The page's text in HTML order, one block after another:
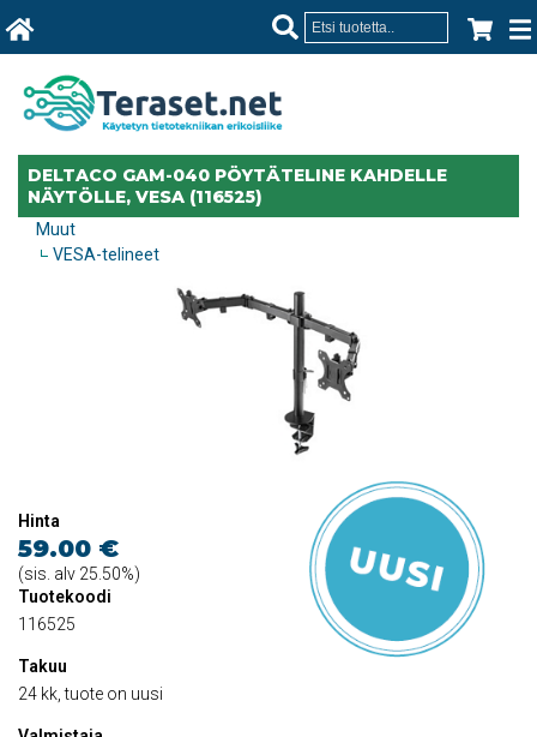
DELTACO GAM-040 PÖYTÄTELINE KAHDELLE
NÄYTÖLLE, VESA (116525)
Muut
VESA-telineet
Hinta
59.00 €
(sis. alv 25.50%)
Tuotekoodi
116525
Takuu
24 kk, tuote on uusi